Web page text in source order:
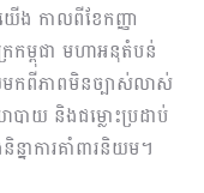
ង កាលពីខែកញ្ញា
រកម្ពុជា មហាអនុតំបន់
មកពីភាពមិនច្បាស់​លាស់
ាយ និងជម្លោះប្រដាប់
នាការគាំពារនិយម។